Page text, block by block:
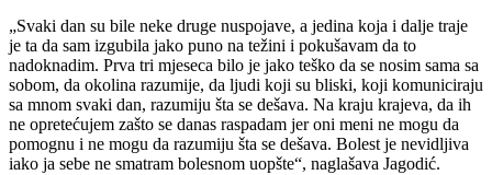
„Svaki dan su bile neke druge nuspojave, a jedina koja i dalje traje
je ta da sam izgubila jako puno na težini i pokušavam da to
nadoknadim. Prva tri mjeseca bilo je jako teško da se nosim sama sa
sobom, da okolina razumije, da ljudi koji su bliski, koji komuniciraju
sa mnom svaki dan, razumiju šta se dešava. Na kraju krajeva, da ih
ne opretećujem zašto se danas raspadam jer oni meni ne mogu da
pomognu i ne mogu da razumiju šta se dešava. Bolest je nevidljiva
iako ja sebe ne smatram bolesnom uopšte“, naglašava Jagodić.